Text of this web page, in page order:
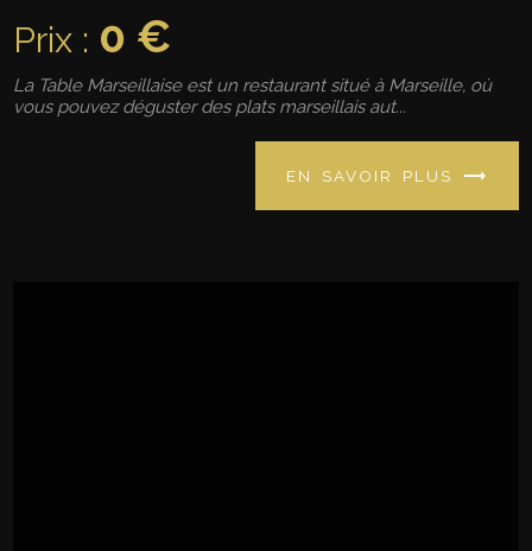
Prix : 0 €
La Table Marseillaise est un restaurant situé à Marseille, où
vous pouvez déguster des plats marseillais aut...
EN SAVOIR PLUS